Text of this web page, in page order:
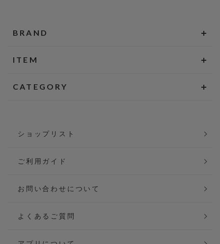
BRAND
ITEM
CATEGORY
ショップリスト
ご利用ガイド
お問い合わせについて
よくあるご質問